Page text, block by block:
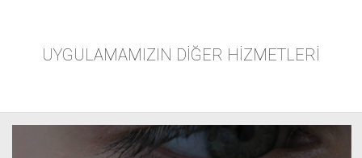
UYGULAMAMIZIN DIĞER HIZMETLERI